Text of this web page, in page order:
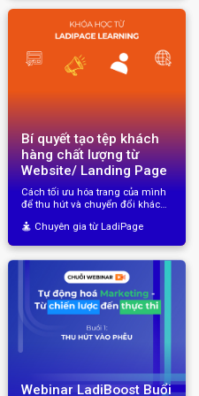
Bí quyết tạo tệp khách
hàng chất lượng từ
Website/ Landing Page
Cách tối ưu hóa trang của mình
để thu hút và chuyển đổi khách
Chuyên gia từ LadiPage
Webinar LadiBoost Buổi